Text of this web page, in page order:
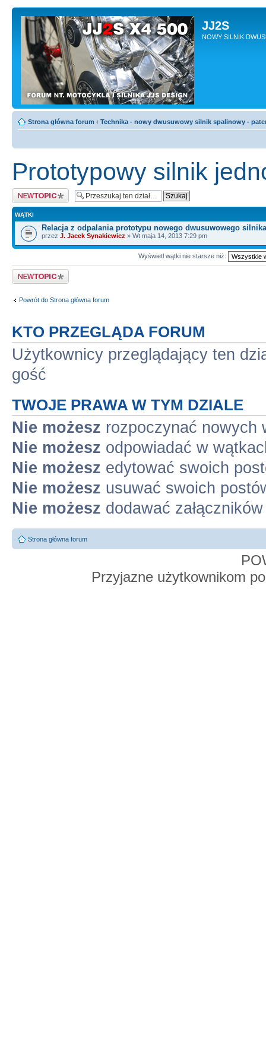
JJ2S
NOWY SILNIK
Strona główna forum ‹ Technika - nowy dwusuwowy silnik spalinowy -
Prototypowy silnik
Napisz wątek
WĄTKI
Relacja z odpalania prototypu nowego dwusuwowego silnika
przez J. Jacek Synakiewicz » Wt maja 14, 2013 7:29 pm
Wyświetl wątki nie starsze niż:
Napisz wątek
Powrót do Strona główna forum
KTO PRZEGLĄDA FORUM
Użytkownicy przeglądający ten
gość
TWOJE PRAWA W TYM DZIALE
Nie możesz rozpoczynać nowych
Nie możesz odpowiadać w
Nie możesz edytować swoich
Nie możesz usuwać swoich
Nie możesz dodawać załączników
Strona główna forum
Przyjazne użytkownikom